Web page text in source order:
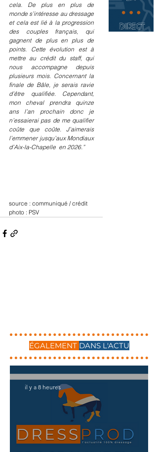
cela. De plus en plus de
monde s’intéresse au dressage
et cela est lié à la progression
des couples français, qui
gagnent de plus en plus de
points. Cette évolution est à
mettre au crédit du staff, qui
nous accompagne depuis
plusieurs mois. Concernant la
finale de Bâle, je serais ravie
d’être qualifiée. Cependant,
mon cheval prendra quinze
ans l’an prochain donc je
n’essaierai pas de me qualifier
coûte que coûte. J’aimerais
l’emmener jusqu’aux Mondiaux
d’Aix-la-Chapelle  en 2026.”
source : communiqué / crédit
photo : PSV
ÉGALEMENT DANS L'ACTU
il y a 8 heures